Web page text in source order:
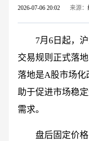
2026-07-06 20:02 来源：
7月6日起，
交易规则正式落
落地是A股市场
助于促进市场稳
需求。
盘后固定价